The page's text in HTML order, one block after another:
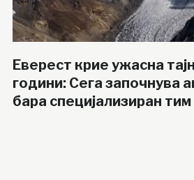
Еверест крие ужасна
години: Сега започнува
бара специјализиран тим